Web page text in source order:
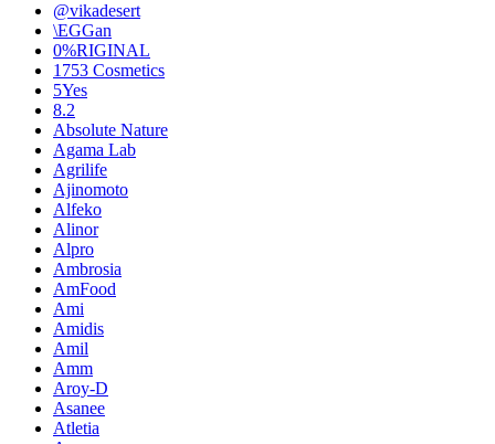
@vikadesert
\EGGan
0%RIGINAL
1753 Cosmetics
5Yes
8.2
Absolute Nature
Agama Lab
Agrilife
Ajinomoto
Alfeko
Alinor
Alpro
Ambrosia
AmFood
Ami
Amidis
Amil
Amm
Aroy-D
Asanee
Atletia